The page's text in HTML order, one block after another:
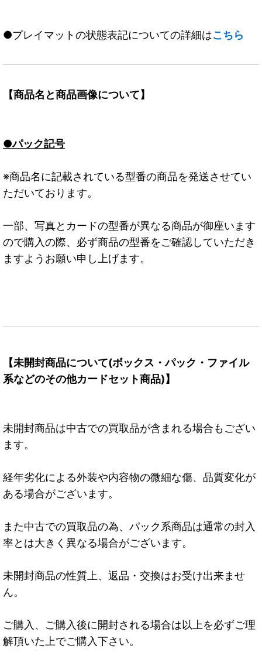
●プレイマットの状態表記についての詳細はこちら
【商品名と商品画像について】
●パック記号
※商品名に記載されている型番の商品を発送させてい
ただいております。
一部、写真とカードの型番が異なる商品が御座います
ので購入の際、必ず商品の型番をご確認していただき
ますようお願い申し上げます。
【未開封商品について(ボックス・パック・ファイル
系などのその他カードセット商品)】
未開封商品は中古での買取品が含まれる場合もござい
ます。
経年劣化による外装や内容物の微細な傷、品質変化が
ある場合がございます。
また中古での買取品の為、パック系商品は通常の封入
率とは大きく異なる場合がございます。
未開封商品の性質上、返品・交換はお受け出来ませ
ん。
ご購入、ご購入後に開封される場合は以上を必ずご理
解頂いた上でご購入下さい。